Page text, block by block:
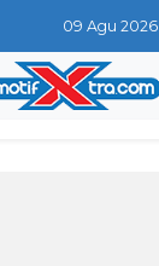
09 Agu 2026